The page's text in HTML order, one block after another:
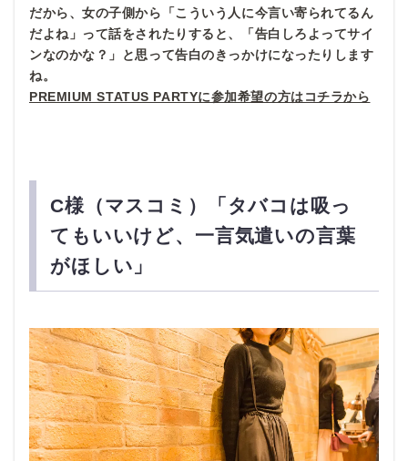
だから、女の子側から「こういう人に今言い寄られてるん
だよね」って話をされたりすると、「告白しろよってサイ
ンなのかな？」と思って告白のきっかけになったりします
ね。
PREMIUM STATUS PARTYに参加希望の方はコチラから
C様（マスコミ）「タバコは吸っ
てもいいけど、一言気遣いの言葉
がほしい」